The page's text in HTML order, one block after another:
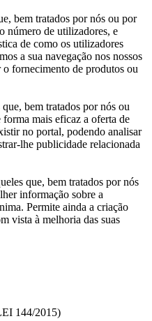
bem tratados por nós ou por
número de utilizadores, e
de como os utilizadores
a sua navegação nos nossos
fornecimento de produtos ou
bem tratados por nós ou
mais eficaz a oferta de
no portal, podendo analisar
lhe publicidade relacionada
que, bem tratados por nós
informação sobre a
Permite ainda a criação
vista à melhoria das suas
144/2015)